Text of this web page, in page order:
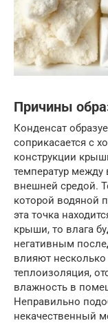
Причины
Конденсат
соприкасается с
конструкции
температур
внешней средой.
которой водяной
эта точка
крыши, то влага
негативным
влияют
теплоизоляция,
влажность в
Неправильно
некачественный